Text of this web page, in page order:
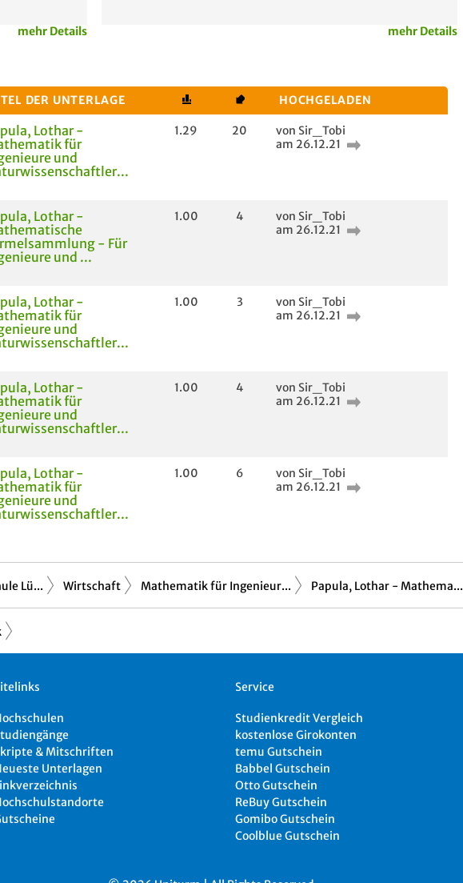
mehr Details mehr Details
DER UNTERLAGE HOCHGELADEN
Lothar -
für
und
1.29 20
von Sir_Tobi
am 26.12.21
Lothar -
- Für
und ...
1.00 4
von Sir_Tobi
am 26.12.21
Lothar -
für
und
1.00 3
von Sir_Tobi
am 26.12.21
Lothar -
für
und
1.00 4
von Sir_Tobi
am 26.12.21
Lothar -
für
und
1.00 6
von Sir_Tobi
am 26.12.21
Lü... Wirtschaft Mathematik für Ingenieur... Papula, Lothar - Mathema...
& Mitschriften
Unterlagen
Service
Studienkredit Vergleich
kostenlose Girokonten
temu Gutschein
Babbel Gutschein
Otto Gutschein
ReBuy Gutschein
Gomibo Gutschein
Coolblue Gutschein